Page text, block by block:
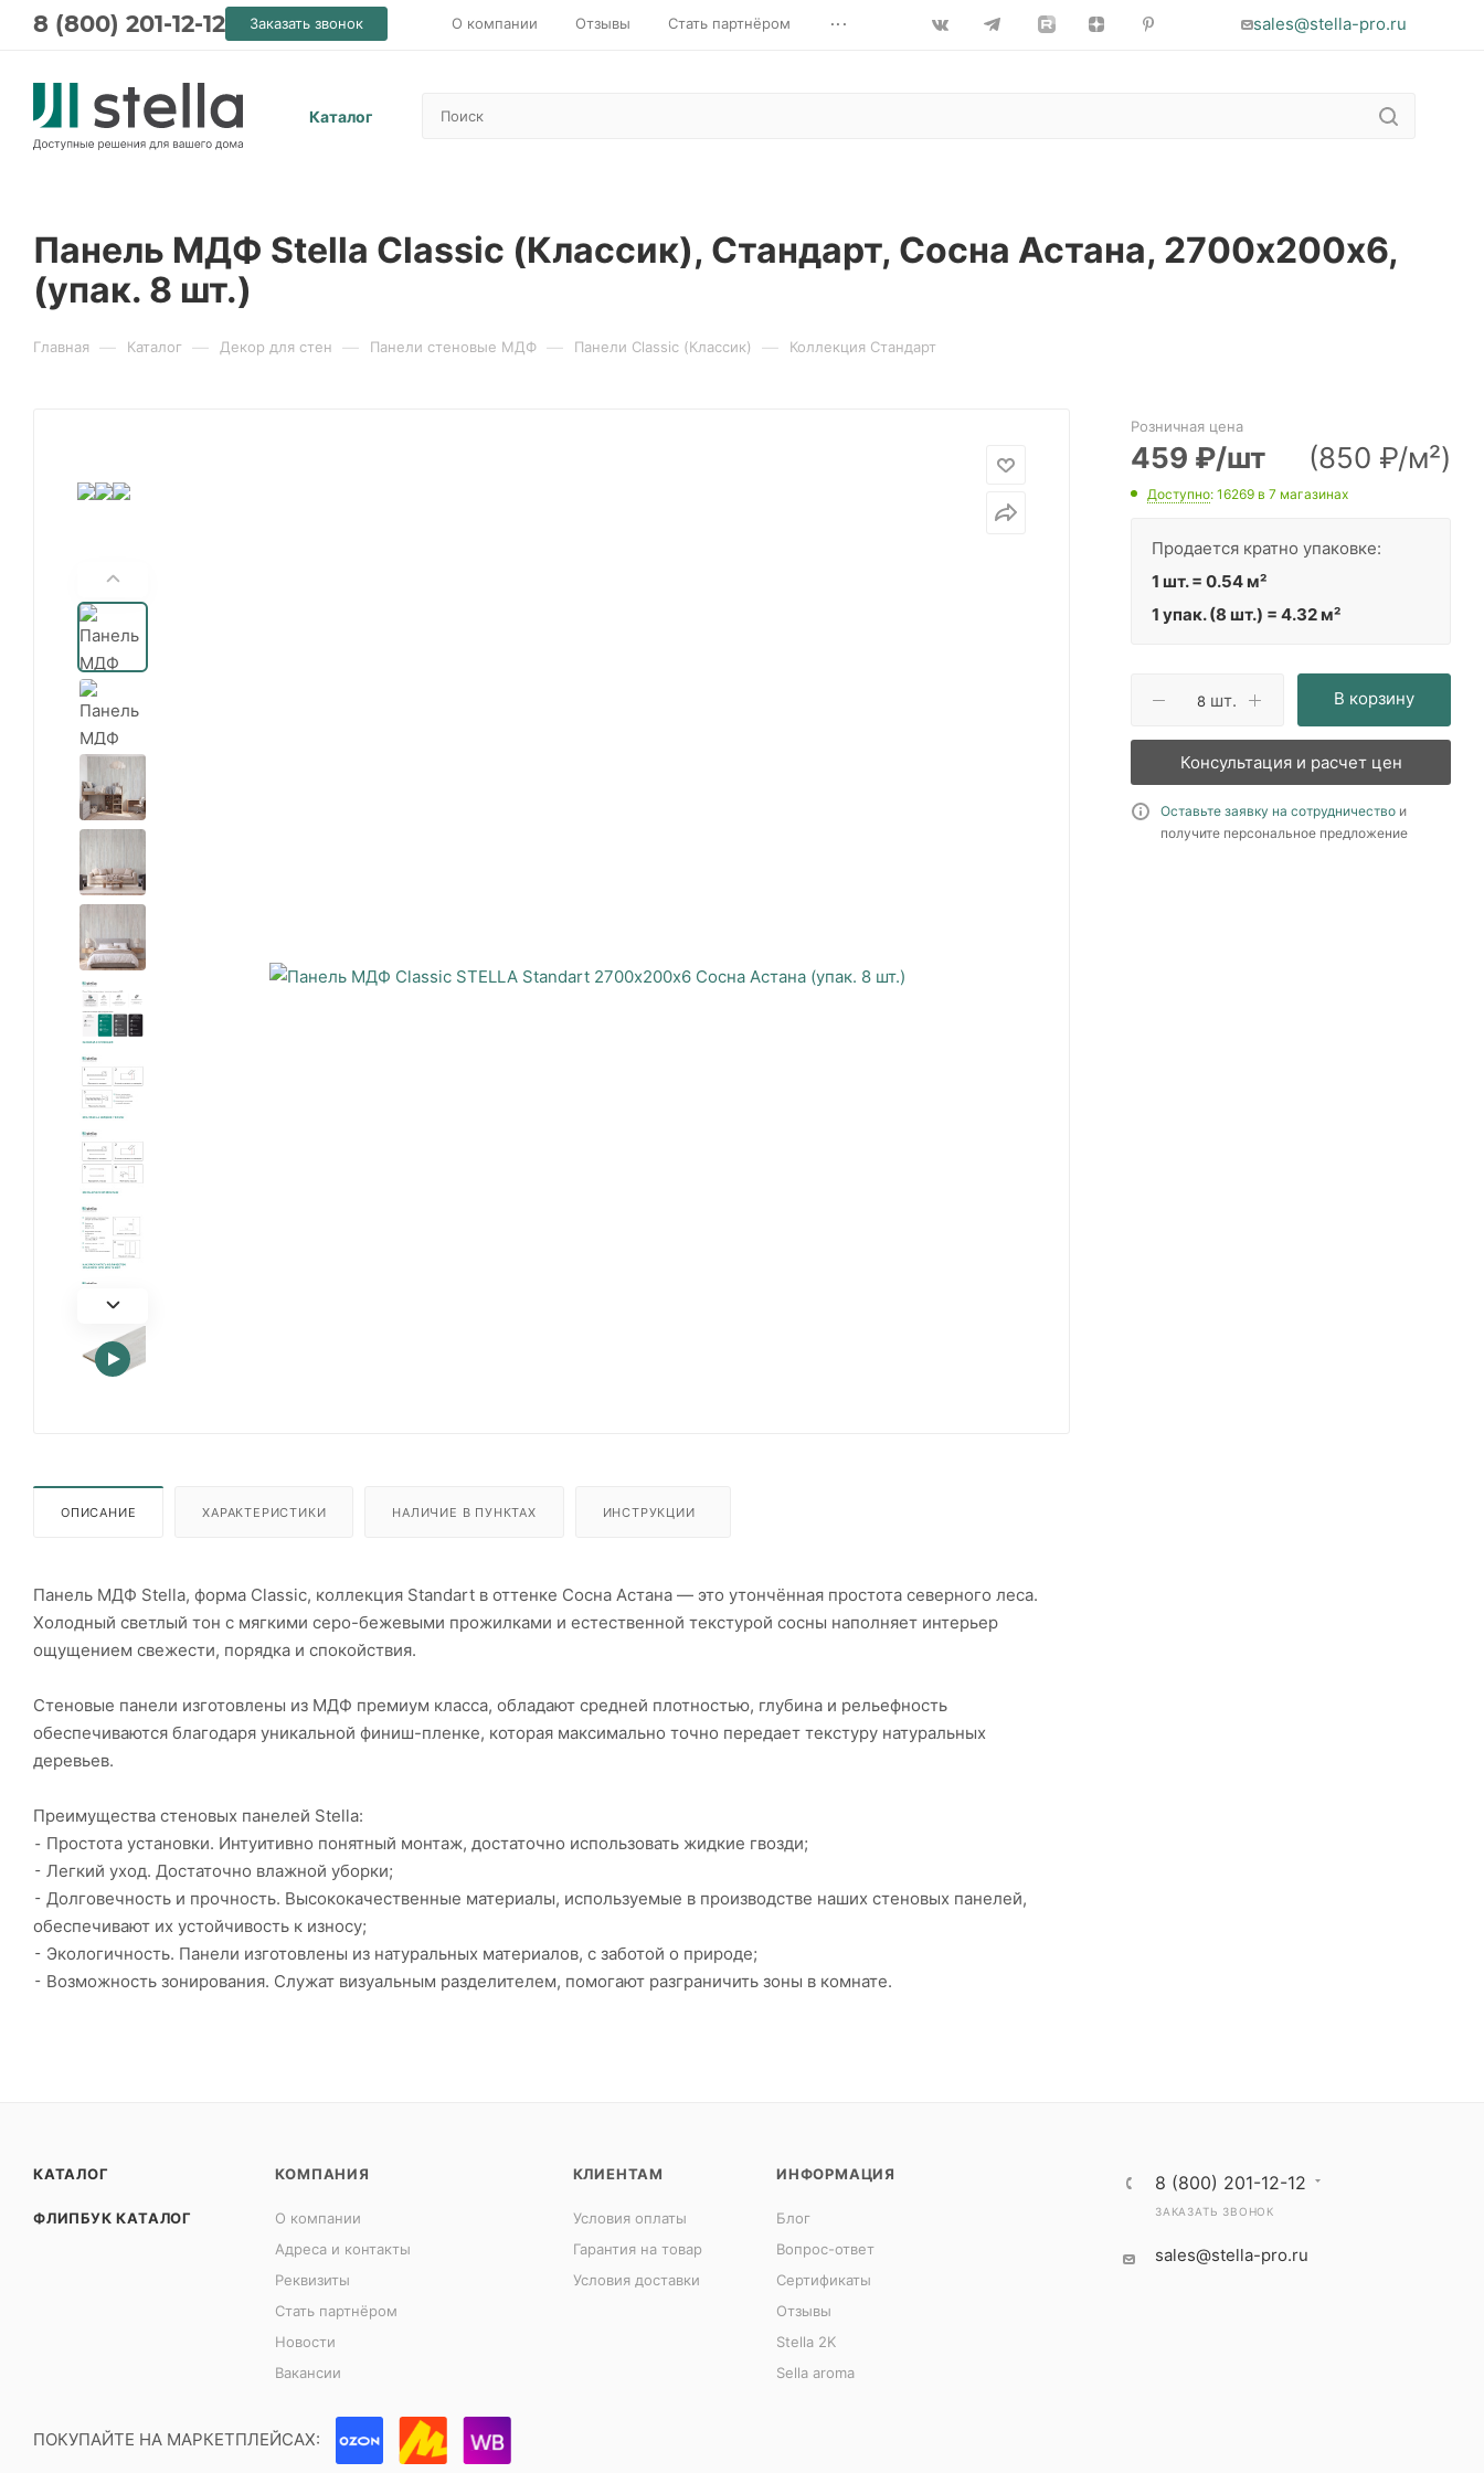
8 (800) 201-12-12 Заказать звонок О компании Отзывы Стать партнёром ... sales@stella-pro.ru
Каталог
Панель МДФ Stella Classic (Классик), Стандарт, Сосна Астана, 2700х200х6,
(упак. 8 шт.)
Главная — Каталог — Декор для стен — Панели стеновые МДФ — Панели Classic (Классик) — Коллекция Стандарт
ОПИСАНИЕ ХАРАКТЕРИСТИКИ НАЛИЧИЕ В ПУНКТАХ ИНСТРУКЦИИ
Панель МДФ Stella, форма Classic, коллекция Standart в оттенке Сосна Астана — это утончённая простота северного леса.
Холодный светлый тон с мягкими серо-бежевыми прожилками и естественной текстурой сосны наполняет интерьер
ощущением свежести, порядка и спокойствия.
Стеновые панели изготовлены из МДФ премиум класса, обладают средней плотностью, глубина и рельефность
обеспечиваются благодаря уникальной финиш-пленке, которая максимально точно передает текстуру натуральных
деревьев.
Преимущества стеновых панелей Stella:
⁃ Простота установки. Интуитивно понятный монтаж, достаточно использовать жидкие гвозди;
⁃ Легкий уход. Достаточно влажной уборки;
⁃ Долговечность и прочность. Высококачественные материалы, используемые в производстве наших стеновых панелей,
обеспечивают их устойчивость к износу;
⁃ Экологичность. Панели изготовлены из натуральных материалов, с заботой о природе;
⁃ Возможность зонирования. Служат визуальным разделителем, помогают разграничить зоны в комнате.
Розничная цена
459 ₽/шт (850 ₽/м²)
Доступно: 16269 в 7 магазинах
Продается кратно упаковке:
1 шт. = 0.54 м²
1 упак. (8 шт.) = 4.32 м²
шт. В корзину
Консультация и расчет цен
Оставьте заявку на сотрудничество и
получите персональное предложение
КАТАЛОГ
ФЛИПБУК КАТАЛОГ
КОМПАНИЯ
О компании
Адреса и контакты
Реквизиты
Стать партнёром
Новости
Вакансии
КЛИЕНТАМ
Условия оплаты
Гарантия на товар
Условия доставки
ИНФОРМАЦИЯ
Блог
Вопрос-ответ
Сертификаты
Отзывы
Stella 2K
Sella aroma
8 (800) 201-12-12
ЗАКАЗАТЬ ЗВОНОК
sales@stella-pro.ru
ПОКУПАЙТЕ НА МАРКЕТПЛЕЙСАХ: